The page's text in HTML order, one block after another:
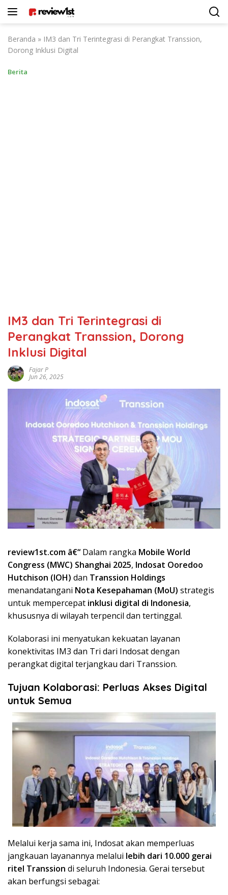
Beranda » IM3 dan Tri Terintegrasi di Perangkat Transsion,
Dorong Inklusi Digital
Berita
IM3 dan Tri Terintegrasi di
Perangkat Transsion, Dorong
Inklusi Digital
Fajar P
Jun 26, 2025
review1st.com â€“ Dalam rangka Mobile World
Congress (MWC) Shanghai 2025, Indosat Ooredoo
Hutchison (IOH) dan Transsion Holdings
menandatangani Nota Kesepahaman (MoU) strategis
untuk mempercepat inklusi digital di Indonesia,
khususnya di wilayah terpencil dan tertinggal.
Kolaborasi ini menyatukan kekuatan layanan
konektivitas IM3 dan Tri dari Indosat dengan
perangkat digital terjangkau dari Transsion.
Tujuan Kolaborasi: Perluas Akses Digital
untuk Semua
Melalui kerja sama ini, Indosat akan memperluas
jangkauan layanannya melalui lebih dari 10.000 gerai
ritel Transsion di seluruh Indonesia. Gerai tersebut
akan berfungsi sebagai: